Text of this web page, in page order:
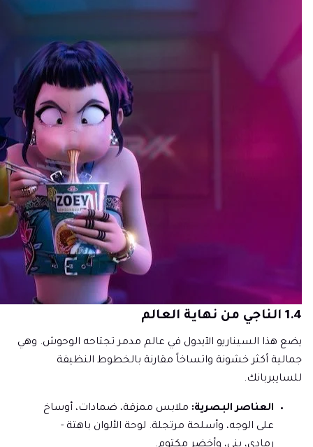
1.4 الناجي من نهاية العالم
يضع هذا السيناريو الآيدول في عالم مدمر تجتاحه الوحوش. وهي
جمالية أكثر خشونة واتساخاً مقارنة بالخطوط النظيفة
للسايبربانك.
العناصر البصرية: ملابس ممزقة، ضمادات، أوساخ
على الوجه، وأسلحة مرتجلة. لوحة الألوان باهتة -
رمادي، بني، وأخضر مكتوم.